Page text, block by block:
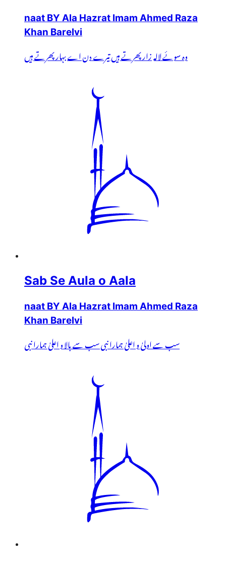
naat BY Ala Hazrat Imam Ahmed Raza
Khan Barelvi
وہ سوئے لالہ زار پھرتے ہیں تیرے دن اے بہار پھرتے ہیں
Sab Se Aula o Aala
naat BY Ala Hazrat Imam Ahmed Raza
Khan Barelvi
سب سے اولیٰ و اعلیٰ ہمارا نبی سب سے بالا و اعلیٰ ہمارا نبی